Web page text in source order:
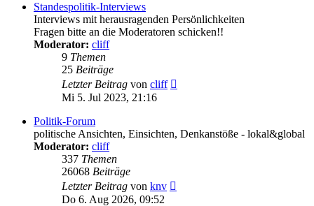
Standespolitik-Interviews
Interviews mit herausragenden Persönlichkeiten
Fragen bitte an die Moderatoren schicken!!
Moderator: cliff
9 Themen
25 Beiträge
Letzter Beitrag von cliff
Mi 5. Jul 2023, 21:16
Politik-Forum
politische Ansichten, Einsichten, Denkanstöße - lokal&global
Moderator: cliff
337 Themen
26068 Beiträge
Letzter Beitrag von knv
Do 6. Aug 2026, 09:52